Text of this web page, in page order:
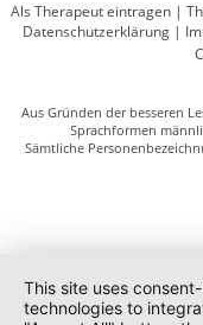
Als Therapeut eintragen |
Datenschutzerklärung|
Aus Gründen der besseren
Sprachformen
Sämtliche
This site uses
technologies to